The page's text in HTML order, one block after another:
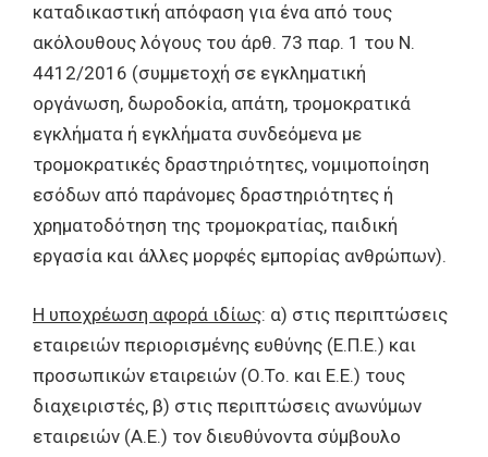
καταδικαστική απόφαση για ένα από τους
ακόλουθους λόγους του άρθ. 73 παρ. 1 του Ν.
4412/2016 (συμμετοχή σε εγκληματική
οργάνωση, δωροδοκία, απάτη, τρομοκρατικά
εγκλήματα ή εγκλήματα συνδεόμενα με
τρομοκρατικές δραστηριότητες, νομιμοποίηση
εσόδων από παράνομες δραστηριότητες ή
χρηματοδότηση της τρομοκρατίας, παιδική
εργασία και άλλες μορφές εμπορίας ανθρώπων).
Η υποχρέωση αφορά ιδίως: α) στις περιπτώσεις
εταιρειών περιορισμένης ευθύνης (Ε.Π.Ε.) και
προσωπικών εταιρειών (Ο.Το. και Ε.Ε.) τους
διαχειριστές, β) στις περιπτώσεις ανωνύμων
εταιρειών (Α.Ε.) τον διευθύνοντα σύμβουλο